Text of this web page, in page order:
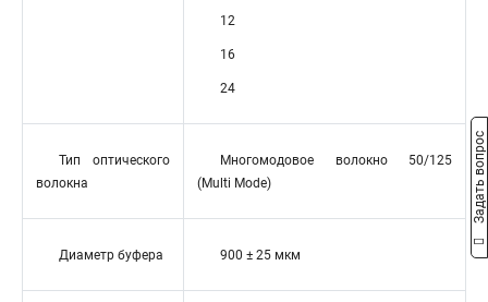
12
16
24
Тип оптического
волокна
Многомодовое волокно 50/125
(Multi Mode)
Диаметр буфера 900 ± 25 мкм
Задать вопрос